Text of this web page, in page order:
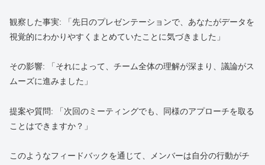
観察した事実: 「先日のプレゼンテーションで、あなたがデータを
視覚的にわかりやすくまとめていたことに気づきました」
その影響: 「それによって、チーム全体の理解が深まり、議論がス
ムーズに進みました」
提案や質問: 「次回のミーティングでも、同様のアプローチを取る
ことはできますか？」
このようなフィードバックを通じて、メンバーは自分の行動がチ